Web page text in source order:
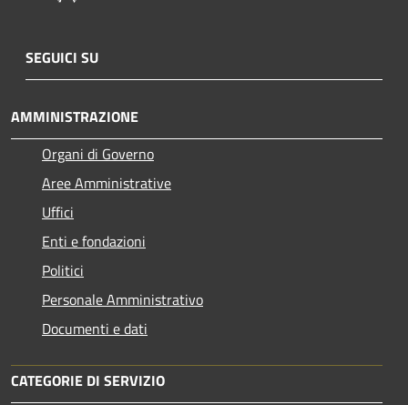
SEGUICI SU
AMMINISTRAZIONE
Organi di Governo
Aree Amministrative
Uffici
Enti e fondazioni
Politici
Personale Amministrativo
Documenti e dati
CATEGORIE DI SERVIZIO